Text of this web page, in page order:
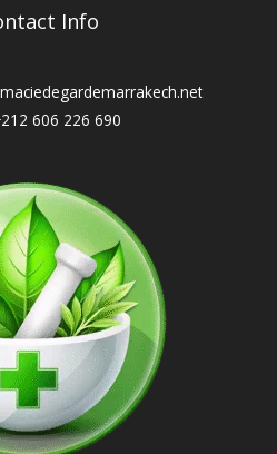
Info
606 226 690